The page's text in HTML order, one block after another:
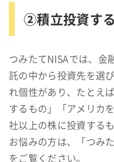
②積立投資す
つみたてNISAでは、金
託の中から投資先を選
れ個性があり、たとえ
するもの」「アメリカ
社以上の株に投資する
お悩みの方は、「つみ
をご覧ください。